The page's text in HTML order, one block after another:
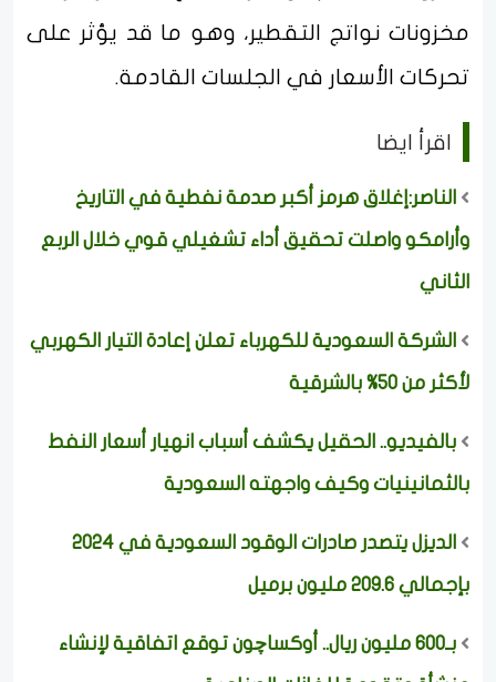
مخزونات نواتج التقطير، وهو ما قد يؤثر على
تحركات الأسعار في الجلسات القادمة.
اقرأ ايضا
الناصر:إغلاق هرمز أكبر صدمة نفطية في التاريخ
وأرامكو واصلت تحقيق أداء تشغيلي قوي خلال الربع
الثاني
الشركة السعودية للكهرباء تعلن إعادة التيار الكهربي
لأكثر من 50% بالشرقية
بالفيديو.. الحقيل يكشف أسباب انهيار أسعار النفط
بالثمانينيات وكيف واجهته السعودية
الديزل يتصدر صادرات الوقود السعودية في 2024
بإجمالي 209.6 مليون برميل
بـ600 مليون ريال.. أوكساچون توقع اتفاقية لإنشاء